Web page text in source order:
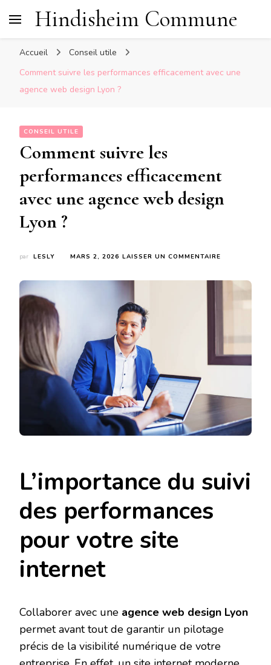
Hindisheim Commune
Accueil
Conseil utile
Comment suivre les performances efficacement avec une
agence web design Lyon ?
CONSEIL UTILE
Comment suivre les
performances efficacement
avec une agence web design
Lyon ?
par LESLY MARS 2, 2026 LAISSER UN COMMENTAIRE
AGENCE
WEB
DESIGN
L’importance du suivi
des performances
pour votre site
internet
Collaborer avec une agence web design Lyon
permet avant tout de garantir un pilotage
précis de la visibilité numérique de votre